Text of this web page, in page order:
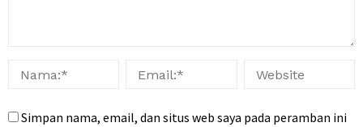
Simpan nama, email, dan situs web saya pada peramban ini